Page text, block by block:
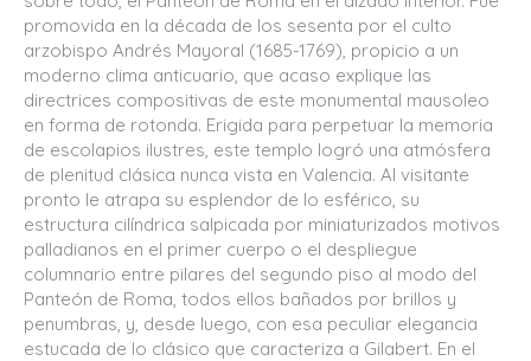
promovida en la década de los sesenta por el culto
arzobispo Andrés Mayoral (1685-1769), propicio a un
moderno clima anticuario, que acaso explique las
directrices compositivas de este monumental mausoleo
en forma de rotonda. Erigida para perpetuar la memoria
de escolapios ilustres, este templo logró una atmósfera
de plenitud clásica nunca vista en Valencia. Al visitante
pronto le atrapa su esplendor de lo esférico, su
estructura cilíndrica salpicada por miniaturizados motivos
palladianos en el primer cuerpo o el despliegue
columnario entre pilares del segundo piso al modo del
Panteón de Roma, todos ellos bañados por brillos y
penumbras, y, desde luego, con esa peculiar elegancia
estucada de lo clásico que caracteriza a Gilabert. En el